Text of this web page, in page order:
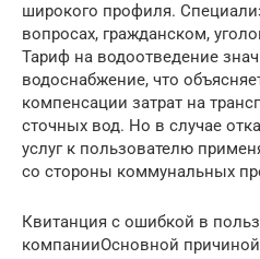
широкого профиля.
вопросах, гражданском,
Тариф на водоотведение
водоснабжение, что
компенсации затрат на
сточных вод. Но в случае
услуг к пользователю
со стороны коммунальных
Квитанция с ошибкой в
компанииОсновной